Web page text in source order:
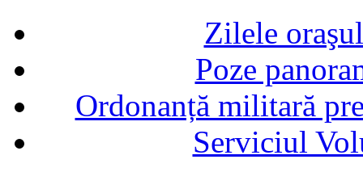
Zilele
Poze
Ordonanță militară
Serviciul